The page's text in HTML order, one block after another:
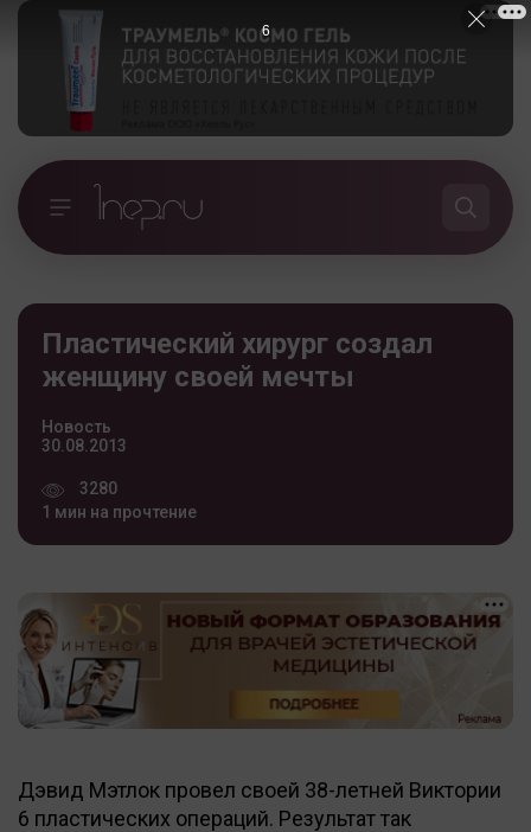
Пластический хирург создал
женщину своей мечты
Новость
30.08.2013
3280
1 мин на прочтение
Дэвид Мэтлок провел своей 38-летней Виктории
6 пластических операций. Результат так
5